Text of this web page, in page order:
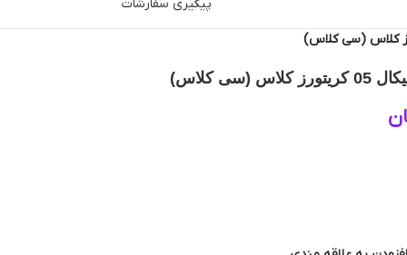
پیگیری سفارشات
(سی کلاس)